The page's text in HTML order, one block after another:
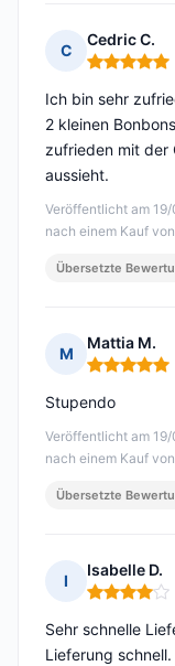
C
Cedric C.
Hinweis: 5
Veröffentlicht am
nach einem Kauf
Ich bin sehr
2 kleinen
zufrieden mit der
aussieht.
Übersetzte
M
Mattia M.
Hinweis: 5
Veröffentlicht am 19/
nach einem Kauf
Stupendo
Übersetzte
I
Isabelle D.
Hinweis: 4
Sehr schnelle
Lieferung